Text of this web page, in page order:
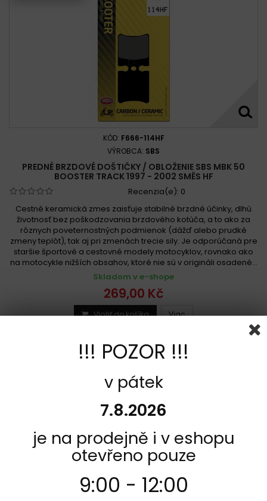
KÓD: F666-114HF
VÝROBCA: SBS
PREDNÉ BRZDOVÉ DOŠTIČKY / OBLOŽENIE SBS MBK 50
BOOSTER TRACK 1997 - 2002 SMĚS HF
Recenzia(e): 0
Cestné keramická zmes zaisťuje stabilné brzdné účinky, dlhú
životnosť bez poškodzovania brzdového kotúča, a to ako za
rôznych poveternostných podmienok (dážď alebo prudké
zmeny teplôt), tak aj pri zmenách trecie sily. Je odporúčaná pre
staršie športové a cestovné modely motocyklov, rovnako ako
na motocykle nižších obsahov, ktoré nie sú v origináli osadené...
Skladom v e-shope
269,00 Kč
Vložiť do košíka Viac
!!! POZOR !!!
v pátek
7.8.2026
je na prodejně i v eshopu
otevřeno pouze
9:00 - 12:00